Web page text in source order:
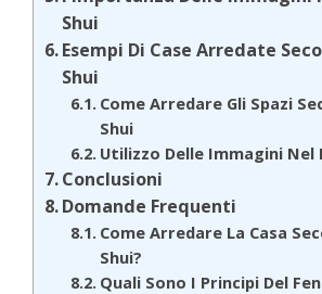
Shui
Esempi Di Case Arredate
Shui
Come Arredare Gli Spazi
Shui
Utilizzo Delle Immagini Nel
Conclusioni
Domande Frequenti
Come Arredare La Casa
Shui?
Quali Sono I Principi Del